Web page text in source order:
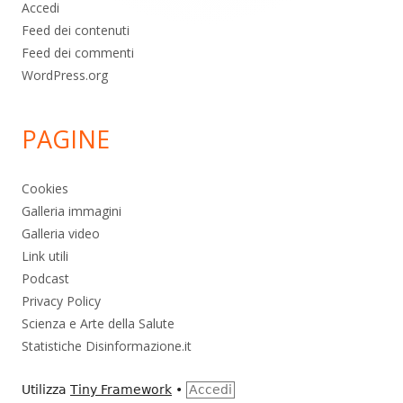
Accedi
Feed dei contenuti
Feed dei commenti
WordPress.org
PAGINE
Cookies
Galleria immagini
Galleria video
Link utili
Podcast
Privacy Policy
Scienza e Arte della Salute
Statistiche Disinformazione.it
Utilizza Tiny Framework • Accedi